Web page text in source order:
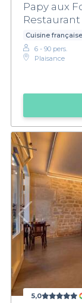
Papy aux
Restaurant
Cuisine française
6 - 90 pers.
Plaisance
5,0